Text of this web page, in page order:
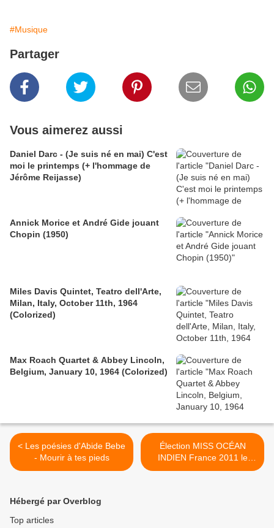
#Musique
Partager
Vous aimerez aussi
Daniel Darc - (Je suis né en mai) C'est
moi le printemps (+ l'hommage de
Jérôme Reijasse)
Annick Morice et André Gide jouant
Chopin (1950)
Miles Davis Quintet, Teatro dell'Arte,
Milan, Italy, October 11th, 1964
(Colorized)
Max Roach Quartet & Abbey Lincoln,
Belgium, January 10, 1964 (Colorized)
< Les poésies d'Abide Bebe
- Mourir à tes pieds
Élection MISS OCÉAN
INDIEN France 2011 le
vendredi 3 juin... >
Hébergé par Overblog
Top articles